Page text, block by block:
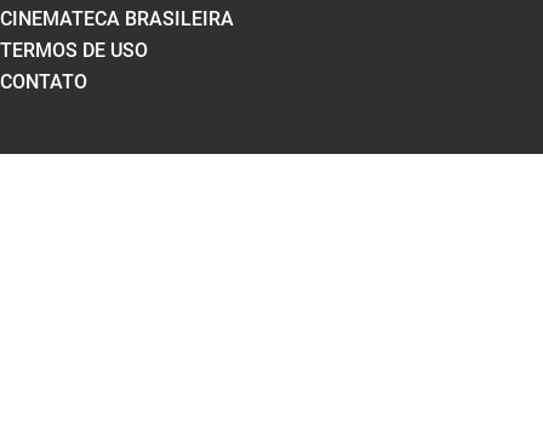
CINEMATECA BRASILEIRA
TERMOS DE USO
CONTATO